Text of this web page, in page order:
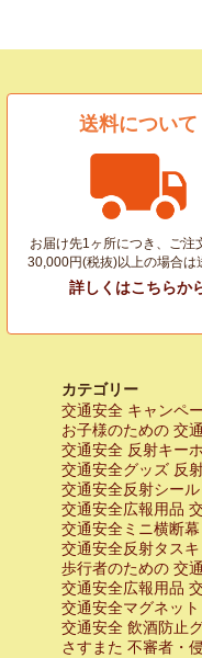
送料について
お届け先1ヶ所につき、ご注
30,000円(税抜)以上の場合は
詳しくはこちらか
カテゴリー
交通安全 キャンペ
お子様のための 交
交通安全 反射キー
交通安全グッズ 反
交通安全反射シール
交通安全広報用品
交通安全ミニ横断
交通安全反射タスキ
歩行者のための 交
交通安全広報用品
交通安全マグネット
交通安全 飲酒防止
さすまた 不審者・